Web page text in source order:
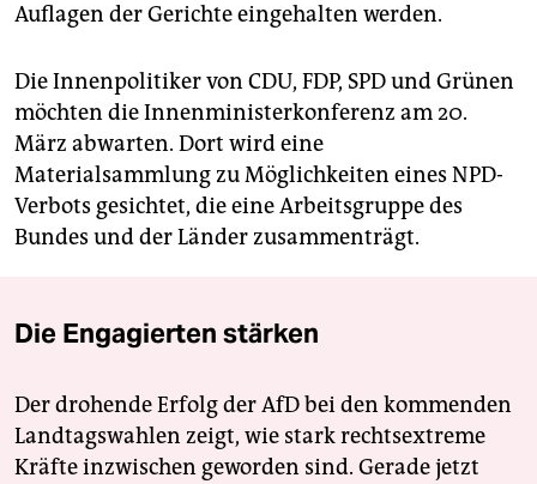
Auflagen der Gerichte eingehalten werden.
Die Innenpolitiker von CDU, FDP, SPD und Grünen
möchten die Innenministerkonferenz am 20.
März abwarten. Dort wird eine
Materialsammlung zu Möglichkeiten eines NPD-
Verbots gesichtet, die eine Arbeitsgruppe des
Bundes und der Länder zusammenträgt.
Die Engagierten stärken
Der drohende Erfolg der AfD bei den kommenden
Landtagswahlen zeigt, wie stark rechtsextreme
Kräfte inzwischen geworden sind. Gerade jetzt